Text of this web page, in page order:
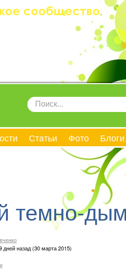
Статьи Фото Блоги
темно-
дней назад (30 марта 2015)